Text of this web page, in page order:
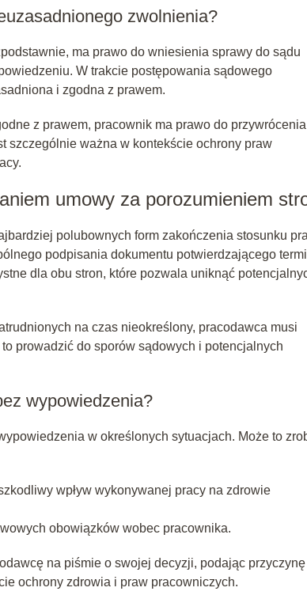
zwolnienia?
ma prawo do wniesienia sprawy do sądu
W trakcie postępowania sądowego
i zgodna z prawem.
z prawem, pracownik ma prawo do
szczególnie ważna w kontekście ochrony praw
umowy za porozumieniem
polubownych form zakończenia stosunku
podpisania dokumentu potwierdzającego
dla obu stron, które pozwala uniknąć
na czas nieokreślony, pracodawca musi
prowadzić do sporów sądowych i potencjalnych
wypowiedzenia?
w określonych sytuacjach. Może to
wpływ wykonywanej pracy na zdrowie
obowiązków wobec pracownika.
na piśmie o swojej decyzji, podając przyczynę
ochrony zdrowia i praw pracowniczych.